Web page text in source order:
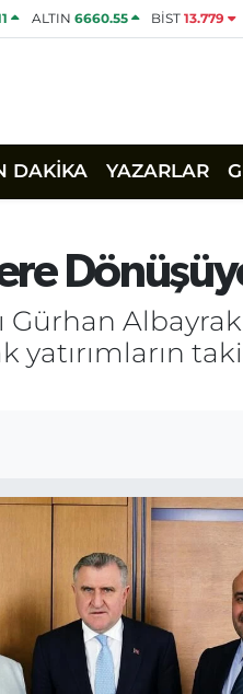
ALTIN 6660.55 BİST13.779
DAKİKA YAZARLAR
Gürhan
yatırımların